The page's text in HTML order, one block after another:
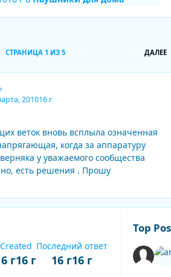
ДАЛЕЕ
СТРАНИЦА 1 ИЗ 5
201016 г
веток вновь всплыла означенная
когда за аппаратуру
у уважаемого сообщества
есть решения . Прошу
Created
г16 г
Последний ответ
16 г16 г
Top